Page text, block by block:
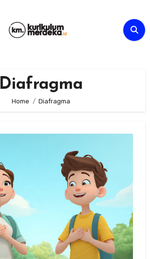
Diafragma
Home Diafragma